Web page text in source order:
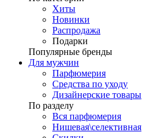
Хиты
Новинки
Распродажа
Подарки
Популярные бренды
Для мужчин
Парфюмерия
Средства по уходу
Дизайнерские товары
По разделу
Вся парфюмерия
Нишевая\селективная